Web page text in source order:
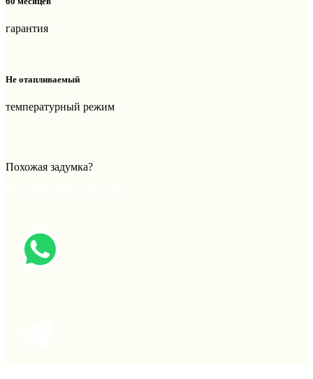
гарантия
Не отапливаемый
температурный режим
Похожая задумка?